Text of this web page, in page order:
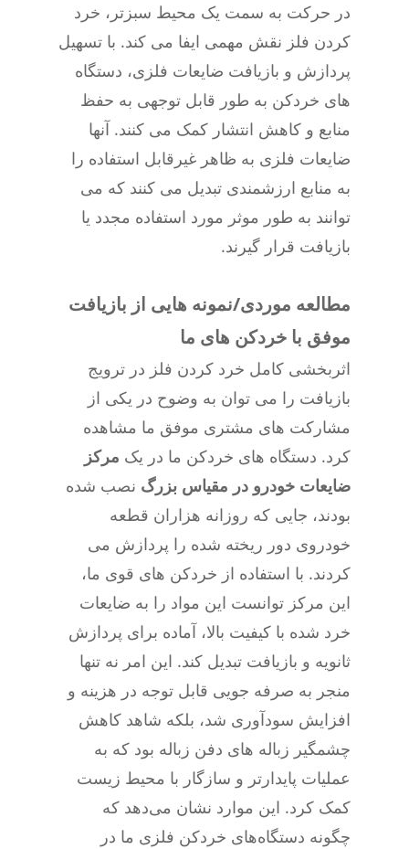
در حرکت به سمت یک محیط سبزتر، خرد
کردن فلز نقش مهمی ایفا می کند. با تسهیل
پردازش و بازیافت ضایعات فلزی، دستگاه
های خردکن به طور قابل توجهی به حفظ
منابع و کاهش انتشار کمک می کنند. آنها
ضایعات فلزی به ظاهر غیرقابل استفاده را
به منابع ارزشمندی تبدیل می کنند که می
توانند به طور موثر مورد استفاده مجدد یا
بازیافت قرار گیرند.
مطالعه موردی/نمونه هایی از بازیافت
موفق با خردکن های ما
اثربخشی کامل خرد کردن فلز در ترویج
بازیافت را می توان به وضوح در یکی از
مشارکت های مشتری موفق ما مشاهده
کرد. دستگاه های خردکن ما در یک مرکز
ضایعات خودرو در مقیاس بزرگ نصب شده
بودند، جایی که روزانه هزاران قطعه
خودروی دور ریخته شده را پردازش می
کردند. با استفاده از خردکن های قوی ما،
این مرکز توانست این مواد را به ضایعات
خرد شده با کیفیت بالا، آماده برای پردازش
ثانویه و بازیافت تبدیل کند. این امر نه تنها
منجر به صرفه جویی قابل توجه در هزینه و
افزایش سودآوری شد، بلکه شاهد کاهش
چشمگیر زباله های دفن زباله بود که به
عملیات پایدارتر و سازگار با محیط زیست
کمک کرد. این موارد نشان می‌دهد که
چگونه دستگاه‌های خردکن فلزی ما در